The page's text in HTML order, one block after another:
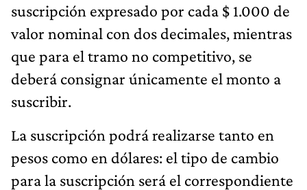
suscripción expresado por cada $ 1.000 de
valor nominal con dos decimales, mientras
que para el tramo no competitivo, se
deberá consignar únicamente el monto a
suscribir.
La suscripción podrá realizarse tanto en
pesos como en dólares: el tipo de cambio
para la suscripción será el correspondiente